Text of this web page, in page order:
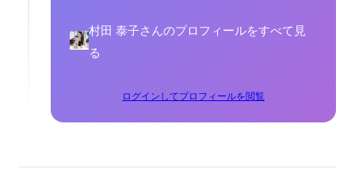
村田 泰子さんのプロフィールをすべて見
る
ログインしてプロフィールを閲覧